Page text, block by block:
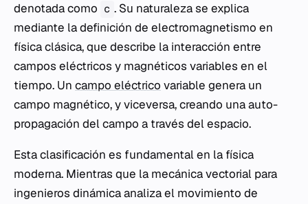
denotada como c . Su naturaleza se explica
mediante la definición de electromagnetismo en
física clásica, que describe la interacción entre
campos eléctricos y magnéticos variables en el
tiempo. Un campo eléctrico variable genera un
campo magnético, y viceversa, creando una auto-
propagación del campo a través del espacio.
Esta clasificación es fundamental en la física
moderna. Mientras que la mecánica vectorial para
ingenieros dinámica analiza el movimiento de